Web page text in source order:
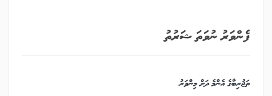
ފެންވަރު ނުވަތަ ޝަރުތު
ތަޖުރިބާގެ އެންމެ ދަށް މިންވަރު